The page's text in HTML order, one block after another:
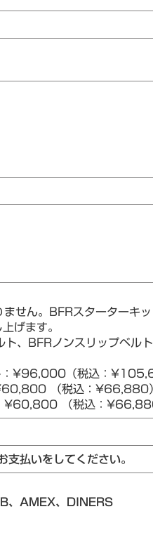
せん。BFRスターターキ
げます。
、BFRノンスリップベ
：¥96,000（税込：
（税込：¥66,880）
¥60,800 （税込：
払いをしてください。
、AMEX、DINERS